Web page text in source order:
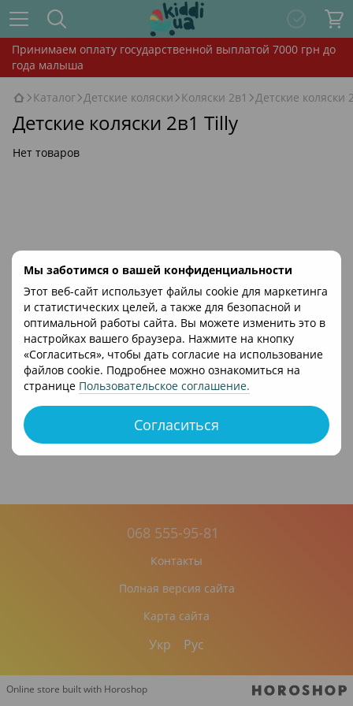
Мы заботимся о вашей конфиденциальности
Этот веб-сайт использует файлы cookie для маркетинга
и статистических целей, а также для безопасной и
оптимальной работы сайта. Вы можете изменить это в
настройках вашего браузера. Нажмите на кнопку
«Согласиться», чтобы дать согласие на использование
файлов cookie. Подробнее можно ознакомиться на
странице Пользовательское соглашение.
Согласиться
Принимаем оплату государственной выплатой 7000 грн до
года малыша
Каталог Детские коляски Коляски 2в1 Детские коляски
Детские коляски 2в1 Tilly
Нет товаров
068 555-95-81
Контакты
Полная версия сайта
Карта сайта
Укр Рус
Online store built with Horoshop